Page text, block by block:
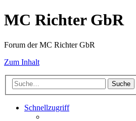
MC Richter GbR
Forum der MC Richter GbR
Zum Inhalt
Suche
Schnellzugriff